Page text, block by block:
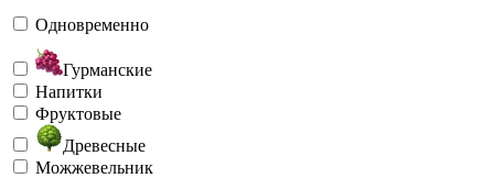
Одновременно
Гурманские
Напитки
Фруктовые
Древесные
Можжевельник